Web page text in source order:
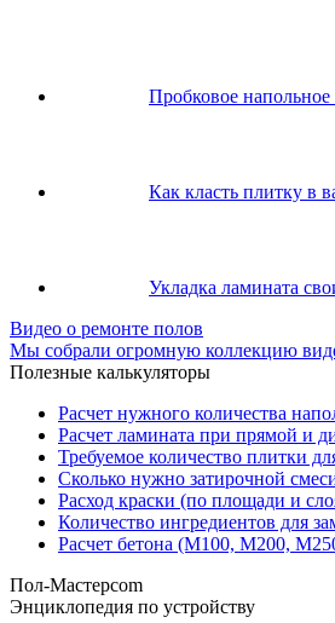
Пробковое
Как класть плитку в
Укладка ламината
Видео о ремонте полов
Мы собрали огромную коллекцию
Полезные калькуляторы
Расчет нужного количества
Расчет ламината при прямой и
Требуемое количество плитки
Сколько нужно затирочной
Расход краски (по площади и
Количество ингредиентов для
Расчет бетона (М100, М200,
Пол-Мастерcom
Энциклопедия по устройству